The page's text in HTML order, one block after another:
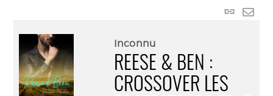
Lien
Inconnu
REESE & BEN :
CROSSOVER LES